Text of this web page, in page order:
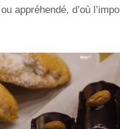
appréhendé, d’où